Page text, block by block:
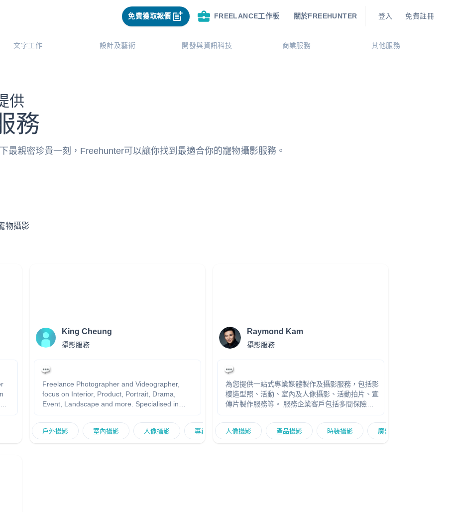
免費獲取報價 FREELANCE工作板 關於FREEHUNTER 登入 免費註冊
文字工作 設計及藝術 開發與資訊科技 商業服務 其他服務
供
務
最親密珍貴一刻，Freehunter可以讓你找到最適合你的寵物攝影服務。
物攝影
King Cheung
攝影服務
Freelance Photographer and Videographer,
focus on Interior, Product, Portrait, Drama,
Event, Landscape and more. Specialised in
戶外攝影 室內攝影 人像攝影 專業造型攝影 嬰兒攝影 團體攝影 家庭攝影
Raymond Kam
攝影服務
為您提供一站式專業媒體製作及攝影服務，包括影
樓造型照、活動、室內及人像攝影、活動拍片、宣
傳片製作服務等。 服務企業客戶包括多間保險機
作經驗。快速回覆報價。多年經驗製作團隊，頂尖
拍攝器材及技術，專業客戶服務及創作團隊專責跟
人像攝影 產品攝影 時裝攝影 廣告攝影